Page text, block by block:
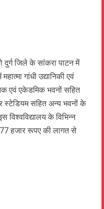
जिले के सांकरा पाटन में
गांधी उद्यानिकी एवं
एवं एकेडमिक भवनों सहित
स्टेडियम सहित अन्य भवनों के
विश्वविद्यालय के विभिन्न
हजार रूपए की लागत से